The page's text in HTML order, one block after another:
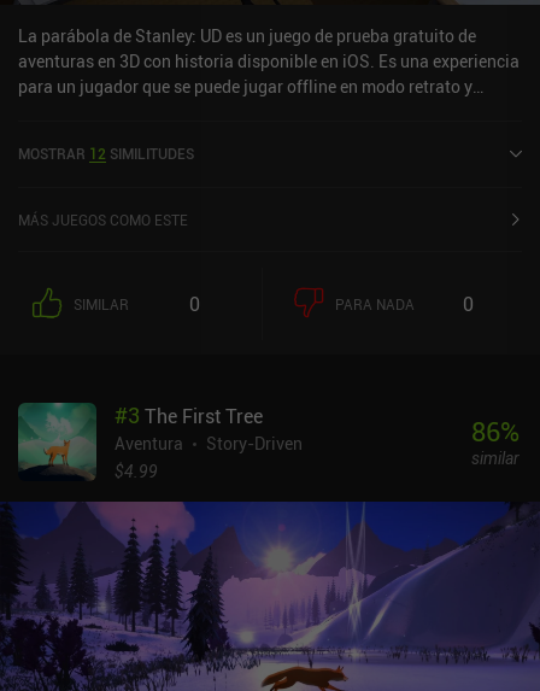
La parábola de Stanley: UD es un juego de prueba gratuito de
aventuras en 3D con historia disponible en iOS. Es una experiencia
para un jugador que se puede jugar offline en modo retrato y
MOSTRAR 12 SIMILITUDES
MÁS JUEGOS COMO ESTE
SIMILAR 0 PARA NADA 0
#3 The First Tree
Aventura
Story-Driven
$4.99
86%
similar